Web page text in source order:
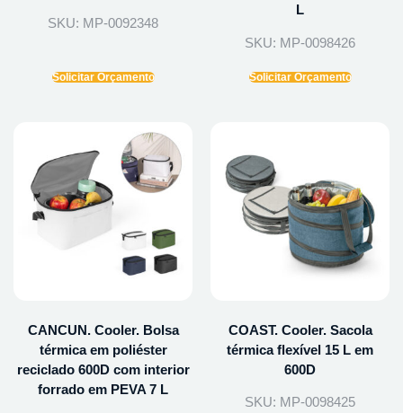
SKU: MP-0092348
Solicitar Orçamento
L
SKU: MP-0098426
Solicitar Orçamento
CANCUN. Cooler. Bolsa
térmica em poliéster
reciclado 600D com interior
forrado em PEVA 7 L
COAST. Cooler. Sacola
térmica flexível 15 L em
600D
SKU: MP-0098425